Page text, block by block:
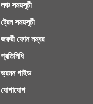
লঞ্চ সময়সূচী
ট্রেন সময়সূচী
জরুরী ফোন নম্বর
প্রতিনিধি
ভ্রমন গাইড
যোগাযোগ